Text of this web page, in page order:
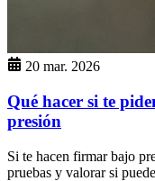
20 mar. 2026
Qué hacer si te
presión
Si te hacen firmar bajo
pruebas y valorar si